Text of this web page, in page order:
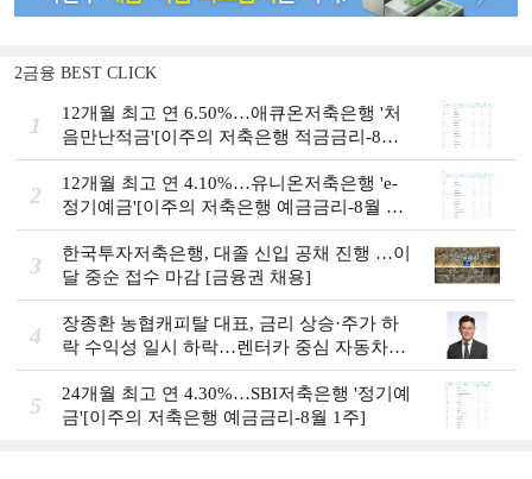
2금융 BEST CLICK
1
12개월 최고 연 6.50%…애큐온저축은행 '처
음만난적금'[이주의 저축은행 적금금리-8월
2주]
2
12개월 최고 연 4.10%…유니온저축은행 'e-
정기예금'[이주의 저축은행 예금금리-8월 2
주]
3
한국투자저축은행, 대졸 신입 공채 진행 …이
달 중순 접수 마감 [금융권 채용]
4
장종환 농협캐피탈 대표, 금리 상승·주가 하
락 수익성 일시 하락…렌터카 중심 자동차금
융 성장세 [2026 금융사 상반기 실적]
5
24개월 최고 연 4.30%…SBI저축은행 '정기예
금'[이주의 저축은행 예금금리-8월 1주]